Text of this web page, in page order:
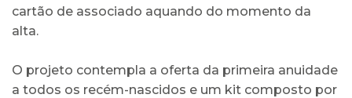
cartão de associado aquando do momento da
alta.
O projeto contempla a oferta da primeira anuidade
a todos os recém-nascidos e um kit composto por